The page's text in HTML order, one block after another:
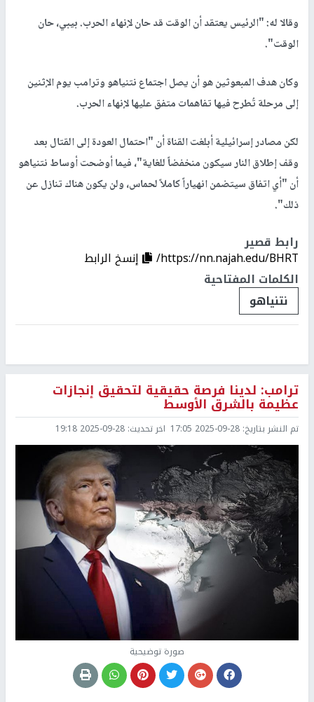
وقالا له: "الرئيس يعتقد أن الوقت قد حان لإنهاء الحرب. بيبي، حان
الوقت".
وكان هدف المبعوثين هو أن يصل اجتماع نتنياهو وترامب يوم الإثنين
إلى مرحلة تُطرح فيها تفاهمات متفق عليها لإنهاء الحرب.
لكن مصادر إسرائيلية أبلغت القناة أن "احتمال العودة إلى القتال بعد
وقف إطلاق النار سيكون منخفضاً للغاية"، فيما أوضحت أوساط نتنياهو
أن "أي اتفاق سيتضمن انهياراً كاملاً لحماس، ولن يكون هناك تنازل عن
ذلك".
رابط قصير
https://nn.najah.edu/BHRT/
إنسخ الرابط
الكلمات المفتاحية
نتنياهو
ترامب: لدينا فرصة حقيقية لتحقيق إنجازات
عظيمة بالشرق الأوسط
تم النشر بتاريخ: 2025-09-28 17:05 اخر تحديث: 2025-09-28 19:18
صورة توضيحية